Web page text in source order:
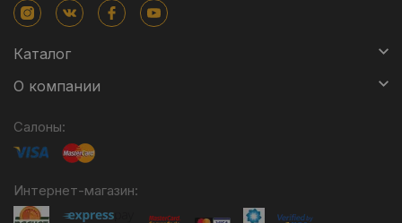
Каталог
О компании
Салоны:
Интернет-магазин: